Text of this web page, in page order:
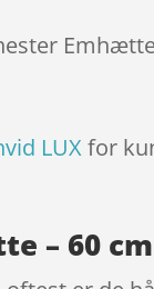
LUXfor
– 60